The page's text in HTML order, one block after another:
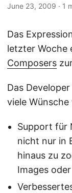
June 23, 2009 · 1
Das
letzter Woche
Composers
Das
viele
Support für
nicht nur in
hinaus zu
Images